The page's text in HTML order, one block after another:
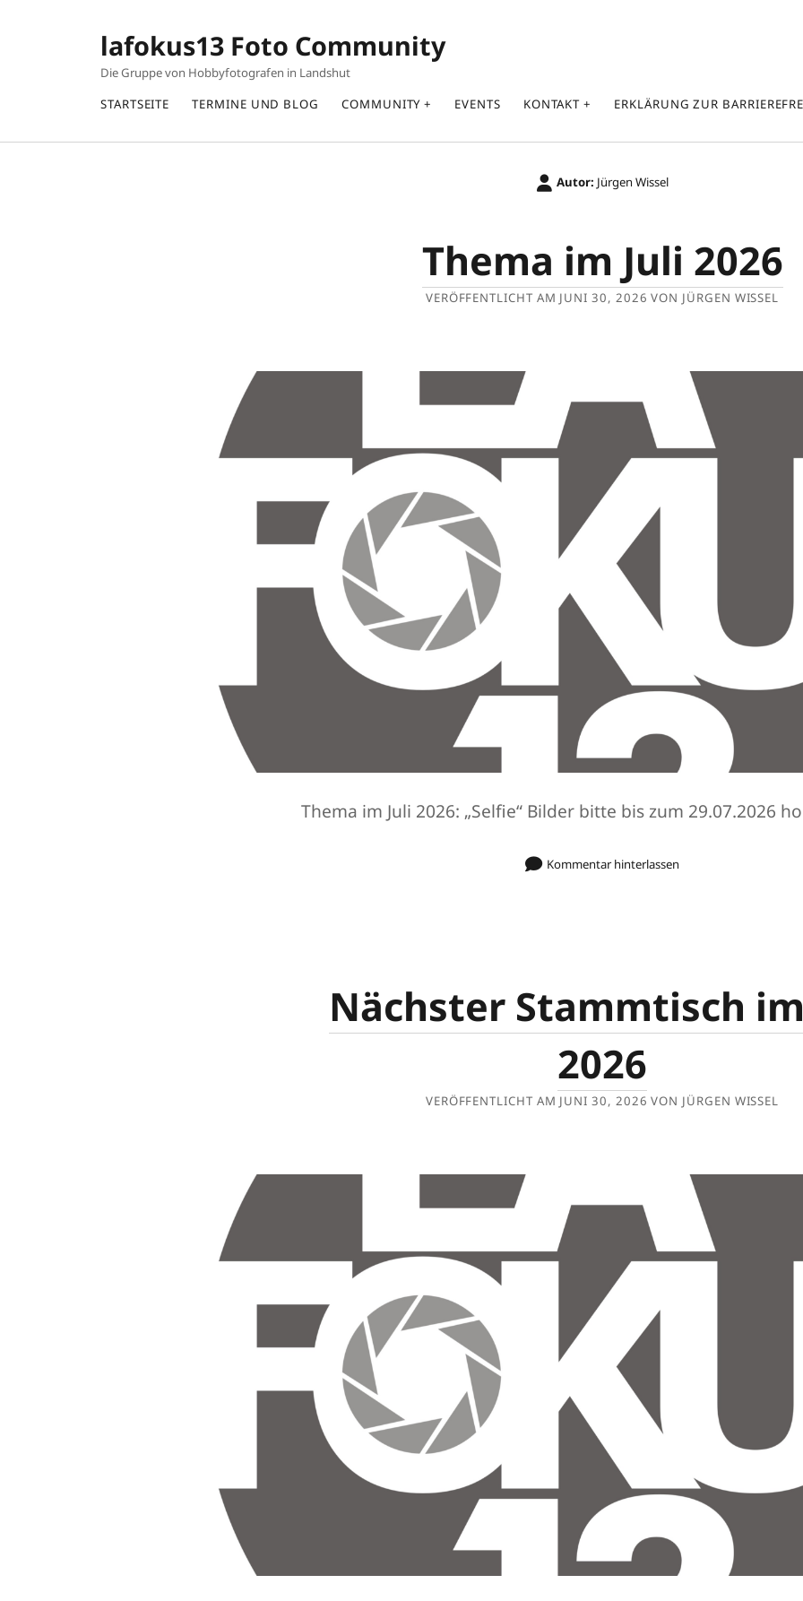
lafokus13 Foto Community
Die Gruppe von Hobbyfotografen in Landshut
STARTSEITE
TERMINE UND BLOG COMMUNITY EVENTS KONTAKT ERKLÄRUNG ZUR
Autor: Jürgen Wissel
Thema im Juli 2026
VERÖFFENTLICHT AM JUNI 30, 2026 VON JÜRGEN WISSEL
Thema im Juli 2026: „Selfie“ Bilder bitte bis zum 29.07.2026
Kommentar hinterlassen
Nächster Stammtisch
2026
VERÖFFENTLICHT AM JUNI 30, 2026 VON JÜRGEN WISSEL